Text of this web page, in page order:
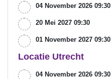
04 November 2026 09:30
20 Mei 2027 09:30
01 November 2027 09:30
Locatie Utrecht
04 November 2026 09:30